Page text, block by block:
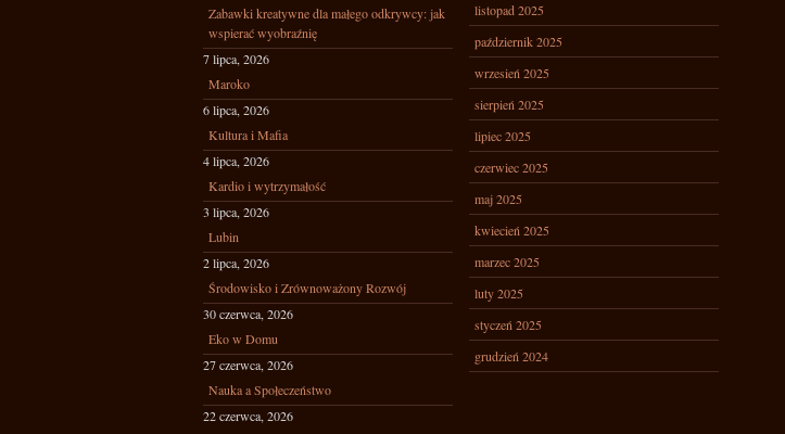
Zabawki kreatywne dla małego odkrywcy: jak
wspierać wyobraźnię
7 lipca, 2026
Maroko
6 lipca, 2026
Kultura i Mafia
4 lipca, 2026
Kardio i wytrzymałość
3 lipca, 2026
Lubin
2 lipca, 2026
Środowisko i Zrównoważony Rozwój
30 czerwca, 2026
Eko w Domu
27 czerwca, 2026
Nauka a Społeczeństwo
22 czerwca, 2026
listopad 2025
październik 2025
wrzesień 2025
sierpień 2025
lipiec 2025
czerwiec 2025
maj 2025
kwiecień 2025
marzec 2025
luty 2025
styczeń 2025
grudzień 2024